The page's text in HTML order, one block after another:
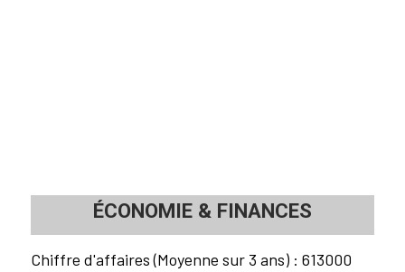
ÉCONOMIE &FINANCES
Chiffre d'affaires (Moyenne sur 3 ans) : 613000